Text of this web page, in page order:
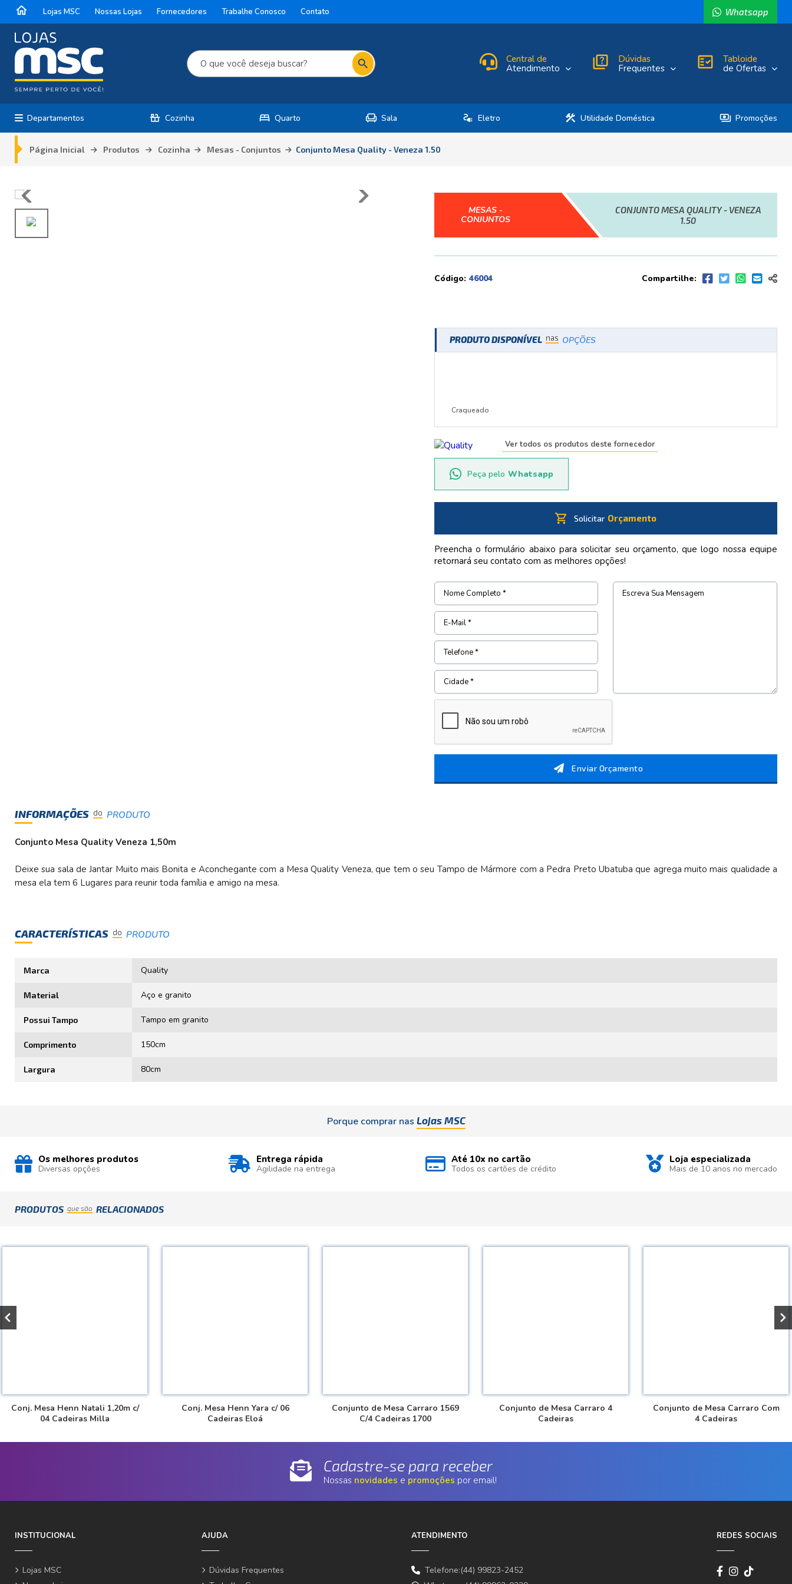
home Lojas MSC Nossas Lojas Fornecedores Trabalhe Conosco Contato Whatsapp
search
Central de
Atendimento
quiz
Dúvidas
Frequentes
fact_check
Tabloide
de Ofertas
Departamentos countertops Cozinha bed Quarto chair Sala electrical_services Eletro construction Utilidade Doméstica payments Promoções
Página Inicial Produtos Cozinha Mesas - Conjuntos Conjunto Mesa Quality - Veneza 1.50
MESAS -
CONJUNTOS
CONJUNTO MESA QUALITY - VENEZA
1.50
Código: 46004 Compartilhe:
PRODUTO DISPONÍVEL nas OPÇÕES
Craqueado
Ver todos os produtos deste fornecedor
Peça pelo Whatsapp
shopping_cart Solicitar Orçamento
Preencha o formulário abaixo para solicitar seu orçamento, que logo nossa equipe
retornará seu contato com as melhores opções!
Enviar Orçamento
INFORMAÇÕES do PRODUTO
Conjunto Mesa Quality Veneza 1,50m
Deixe sua sala de Jantar Muito mais Bonita e Aconchegante com a Mesa Quality Veneza, que tem o seu Tampo de Mármore com a Pedra Preto Ubatuba que agrega muito mais qualidade a
mesa ela tem 6 Lugares para reunir toda família e amigo na mesa.
CARACTERÍSTICAS do PRODUTO
Marca Quality
Material Aço e granito
Possui Tampo Tampo em granito
Comprimento 150cm
Largura 80cm
Porque comprar nas Lojas MSC
Os melhores produtos
Diversas opções
Entrega rápida
Agilidade na entrega
Até 10x no cartão
Todos os cartões de crédito
Loja especializada
Mais de 10 anos no mercado
PRODUTOS que são RELACIONADOS
Conj. Mesa Henn Natali 1,20m c/
04 Cadeiras Milla
Conj. Mesa Henn Yara c/ 06
Cadeiras Eloá
Conjunto de Mesa Carraro 1569
C/4 Cadeiras 1700
Conjunto de Mesa Carraro 4
Cadeiras
Conjunto de Mesa Carraro Com
4 Cadeiras
Cadastre-se para receber
Nossas novidades e promoções por email!
INSTITUCIONAL
Lojas MSC
AJUDA
Dúvidas Frequentes
ATENDIMENTO
Telefone:(44) 99823-2452
REDES SOCIAIS